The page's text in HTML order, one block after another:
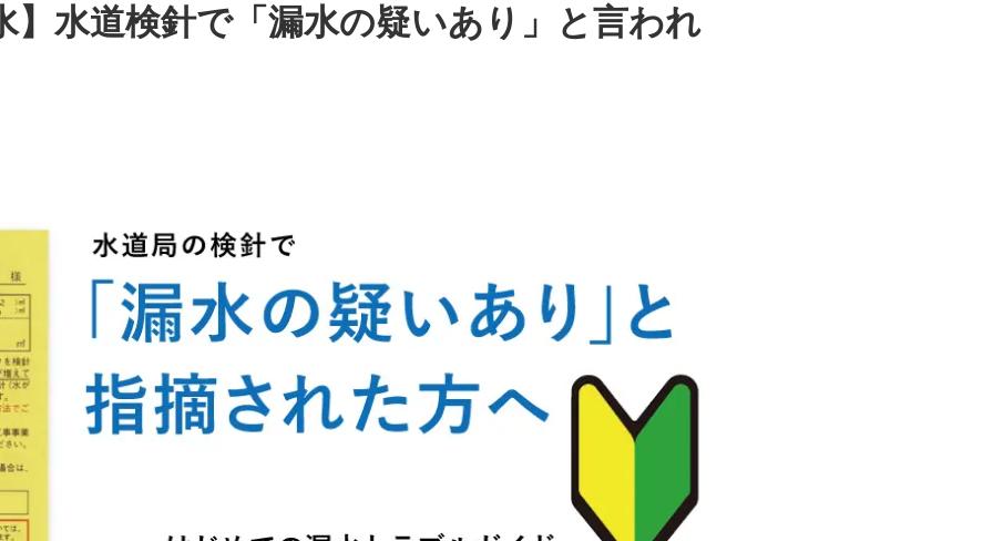
】水道検針で「漏水の疑いあり」と言われ